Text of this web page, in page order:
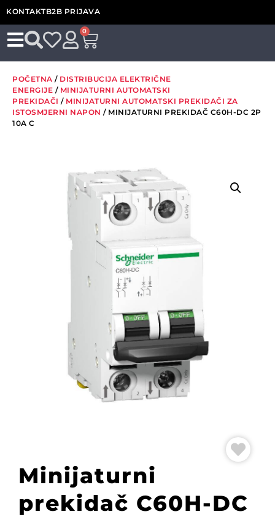
KONTAKTB2B PRIJAVA
0
POČETNA / DISTRIBUCIJA ELEKTRIČNE
ENERGIJE / MINIJATURNI AUTOMATSKI
PREKIDAČI / MINIJATURNI AUTOMATSKI PREKIDAČI ZA
ISTOSMJERNI NAPON / MINIJATURNI PREKIDAČ C60H-DC 2P
10A C
Minijaturni
prekidač C60H-DC